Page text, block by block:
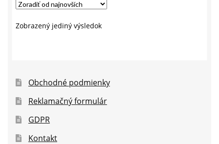
Modely pre najmenších
Bazár
Darčekové predmety
Zobrazený jediný výsledok
Obchodné podmienky
Reklamačný formulár
GDPR
Kontakt